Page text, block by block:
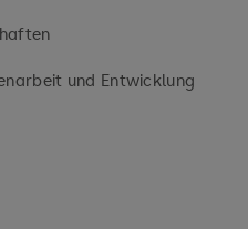
und Entwicklung